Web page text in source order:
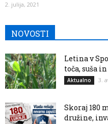
2. julija, 2021
NOVOSTI
Letina v
toča, suša
Aktualno 3.
Skoraj 180
družine,